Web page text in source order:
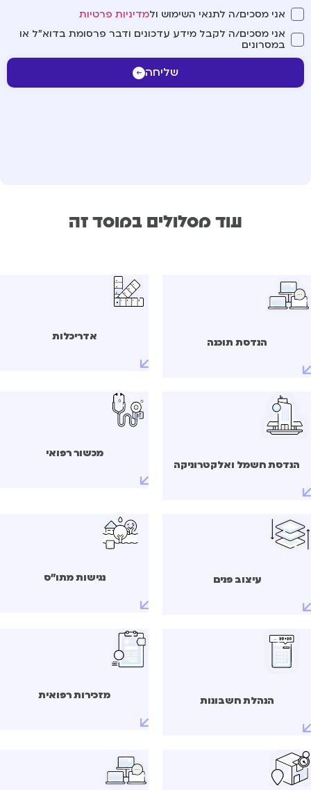
אני מסכים/ה לתנאי השימוש ולמדיניות פרטיות
אני מסכים/ה לקבל מידע עדכונים ודבר פרסומת בדוא"ל או
במסרונים
שליחה
עוד מסלולים במוסד זה
הנדסת תוכנה אדריכלות
הנדסת חשמל ואלקטרוניקה
מכשור רפואי
עיצוב פנים נגישות מתו"ס
הנהלת חשבונות מזכירות רפואית